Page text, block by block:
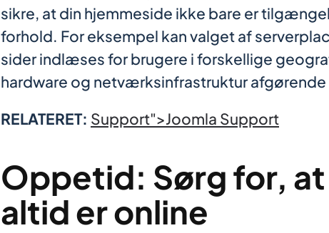
sikre, at din hjemmeside ikke bare er
forhold. For eksempel kan valget af
sider indlæses for brugere i forskellige
hardware og netværksinfrastruktur
RELATERET: Support">Joomla Support
Oppetid: Sørg for,
altid er online